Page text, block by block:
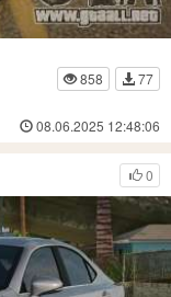
858
77
08.06.2025 12:48:06
0